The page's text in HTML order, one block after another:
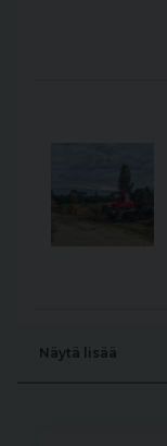
Näytä lisää